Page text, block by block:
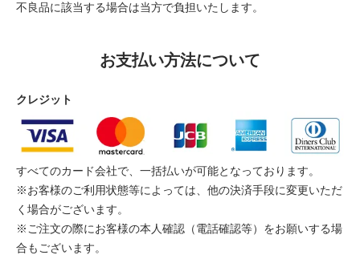
不良品に該当する場合は当方で負担いたします。
お支払い方法について
クレジット
すべてのカード会社で、一括払いが可能となっております。
※お客様のご利用状態等によっては、他の決済手段に変更いただ
く場合がございます。
※ご注文の際にお客様の本人確認（電話確認等）をお願いする場
合もございます。